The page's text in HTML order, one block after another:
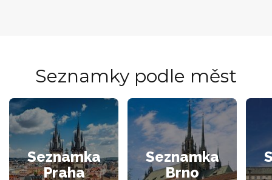
Seznamky podle měst
Seznamka
Praha
Seznamka
Brno